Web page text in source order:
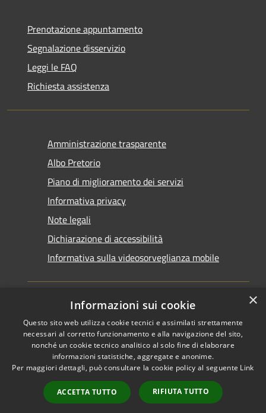
Prenotazione appuntamento
Segnalazione disservizio
Leggi le FAQ
Richiesta assistenza
Amministrazione trasparente
Albo Pretorio
Piano di miglioramento dei servizi
Informativa privacy
Note legali
Dichiarazione di accessibilità
Informativa sulla videosorveglianza mobile
RSS
Accessibilità
Cookie
Mappa del sito
Area riservata del
Copyright © 2026 • Comune di
Taranto • Powered by
Municipium•Accesso
redazione
×
Informazioni sui cookie
Questo sito web utilizza cookie tecnici e assimilati strettamente
necessari al corretto funzionamento e alla navigazione del sito,
nonché un cookie tecnico analitico al solo fine di elaborare
informazioni statistiche, aggregate e anonime.
Per maggiori dettagli, può consultare la cookie policy al seguente Link
ACCETTA TUTTO RIFIUTA TUTTO